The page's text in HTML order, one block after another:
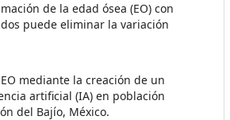
de la edad ósea (EO) con
puede eliminar la variación
mediante la creación de un
artificial (IA) en población
del Bajío, México.